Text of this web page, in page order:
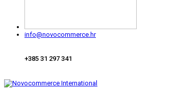
info@novocommerce.hr
+385 31 297 341